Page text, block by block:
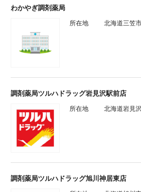
わかやぎ調剤薬局
所在地 北海道三笠
調剤薬局ツルハドラッグ岩見沢駅前店
所在地 北海道岩見
調剤薬局ツルハドラッグ旭川神居東店